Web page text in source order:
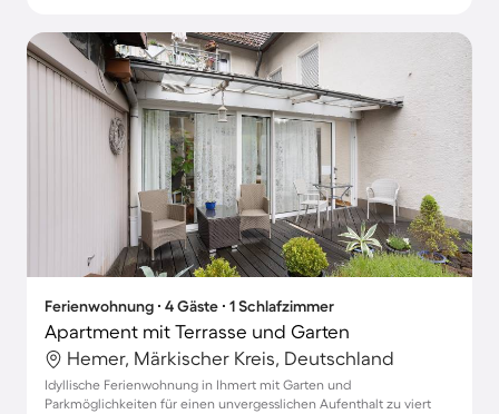
Ferienwohnung ∙ 4 Gäste ∙ 1 Schlafzimmer
Apartment mit Terrasse und Garten
Hemer, Märkischer Kreis, Deutschland
Idyllische Ferienwohnung in Ihmert mit Garten und
Parkmöglichkeiten für einen unvergesslichen Aufenthalt zu viert